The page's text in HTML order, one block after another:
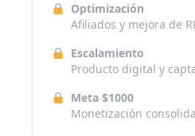
Optimización
Afiliados y mejora de
Escalamiento
Producto digital y
Meta $1000
Monetización